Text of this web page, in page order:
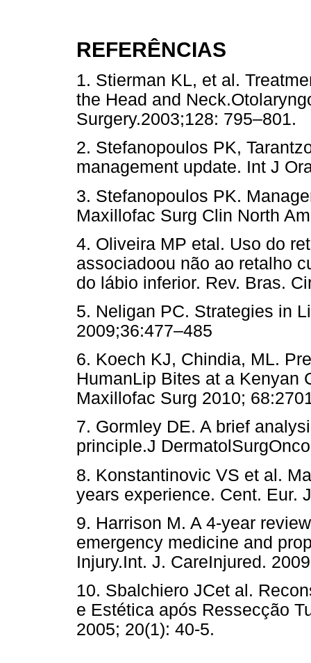
REFERÊNCIAS
1. Stierman KL, et al.
the Head and
Surgery.2003;128: 795–801.
2. Stefanopoulos PK,
management update. Int J
3. Stefanopoulos PK.
Maxillofac Surg Clin North
4. Oliveira MP etal. Uso do
associadoou não ao retalho
do lábio inferior. Rev. Bras.
5. Neligan PC. Strategies in
2009;36:477–485
6. Koech KJ, Chindia, ML.
HumanLip Bites at a Kenyan
Maxillofac Surg 2010;
7. Gormley DE. A brief
principle.J
8. Konstantinovic VS et al.
years experience. Cent. Eur.
9. Harrison M. A 4-year
emergency medicine and
Injury.Int. J. CareInjured.
10. Sbalchiero JCet al.
e Estética após Ressecção
2005; 20(1): 40-5.